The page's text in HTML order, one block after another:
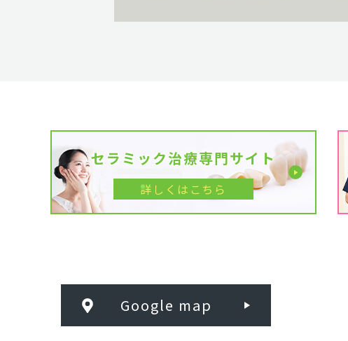
セラミック治療専門サイト
詳しくはこちら
Google map